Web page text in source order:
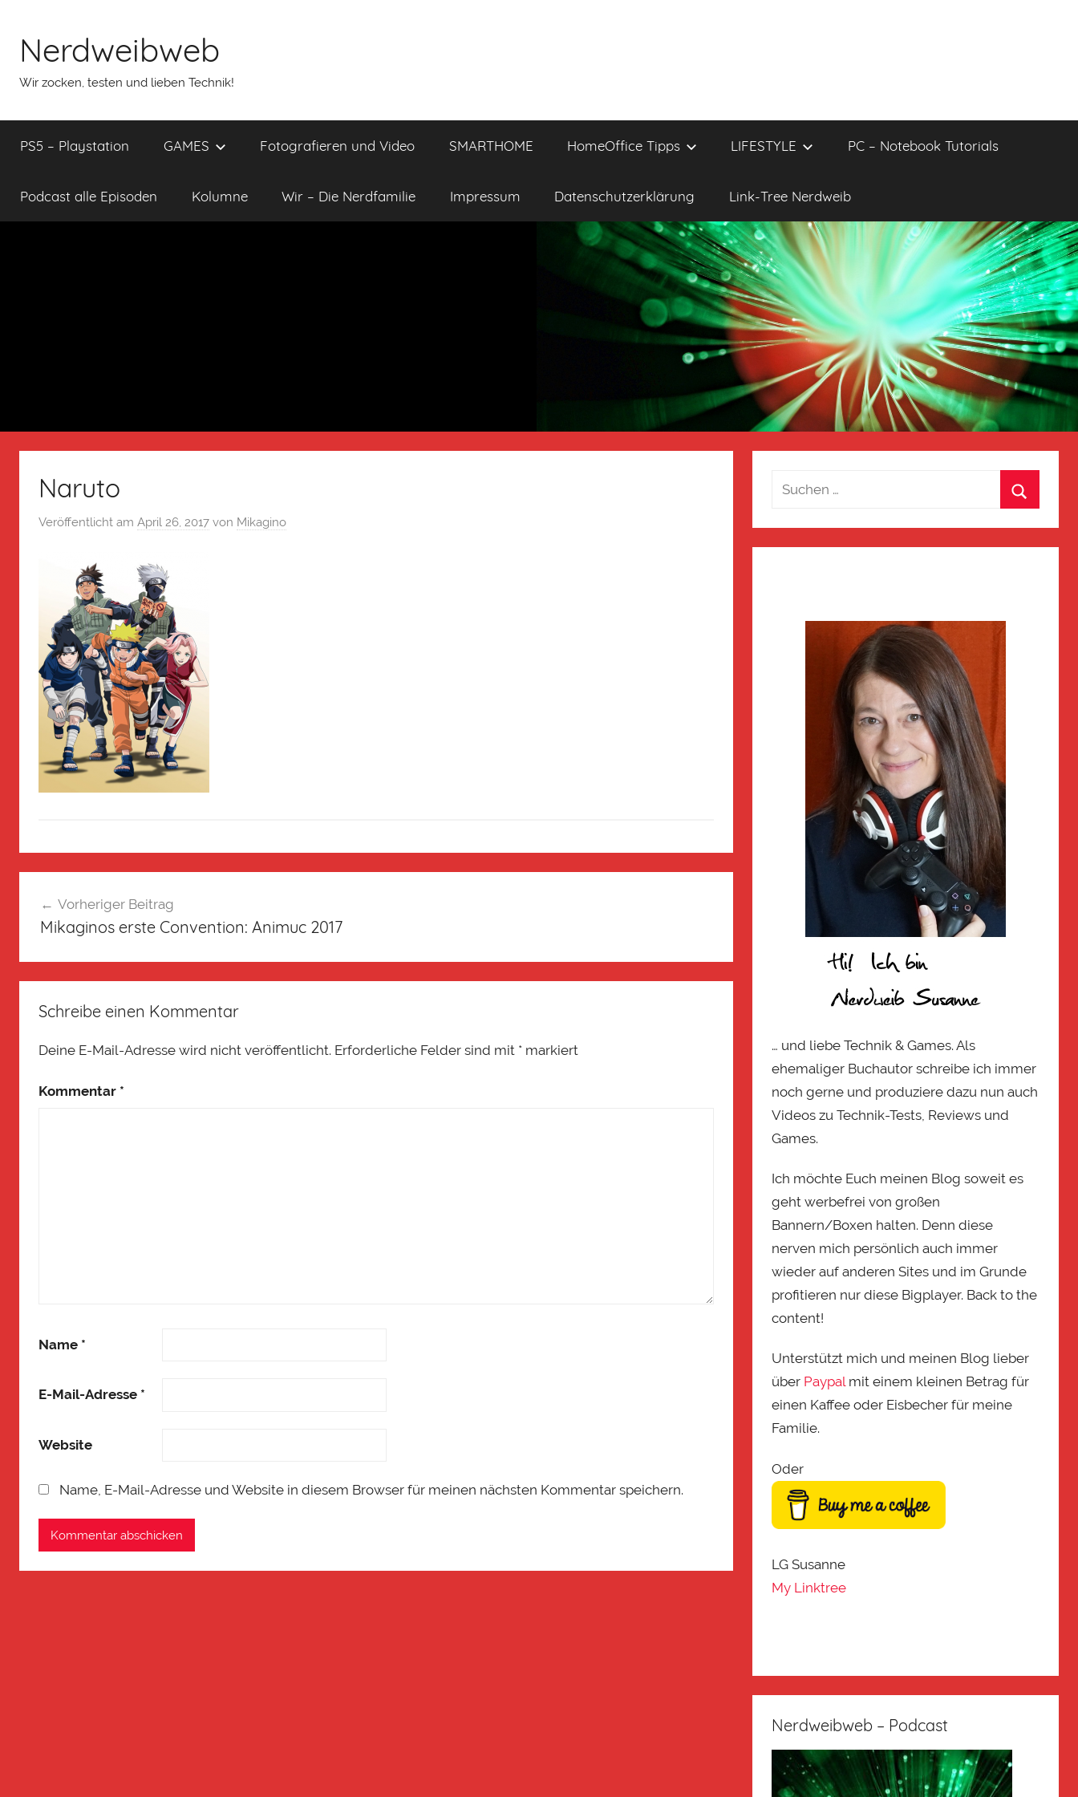
Nerdweibweb
Wir zocken, testen und lieben Technik!
PS5 – Playstation GAMES Fotografieren und Video SMARTHOME HomeOffice Tipps LIFESTYLE PC – Notebook Tutorials
Podcast alle Episoden Kolumne Wir – Die Nerdfamilie Impressum Datenschutzerklärung Link-Tree Nerdweib
Naruto
Veröffentlicht am April 26, 2017 von Mikagino
Vorheriger Beitrag
Mikaginos erste Convention: Animuc 2017
Schreibe einen Kommentar
Deine E-Mail-Adresse wird nicht veröffentlicht. Erforderliche Felder sind mit * markiert
Kommentar *
Name *
E-Mail-Adresse *
Website
Name, E-Mail-Adresse und Website in diesem Browser für meinen nächsten Kommentar speichern.
… und liebe Technik & Games. Als
ehemaliger Buchautor schreibe ich immer
noch gerne und produziere dazu nun auch
Videos zu Technik-Tests, Reviews und
Games.
Ich möchte Euch meinen Blog soweit es
geht werbefrei von großen
Bannern/Boxen halten. Denn diese
nerven mich persönlich auch immer
wieder auf anderen Sites und im Grunde
profitieren nur diese Bigplayer. Back to the
content!
Unterstützt mich und meinen Blog lieber
über Paypalmit einem kleinen Betrag für
einen Kaffee oder Eisbecher für meine
Familie.
Oder
LG Susanne
My Linktree
Nerdweibweb – Podcast